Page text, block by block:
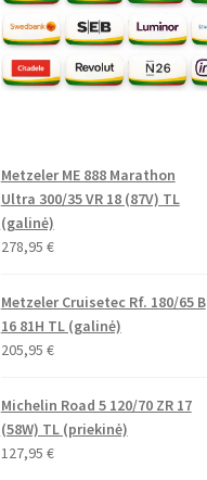
Metzeler ME 888 Marathon
Ultra 300/35 VR 18 (87V) TL
(galinė)
278,95 €
Metzeler Cruisetec Rf. 180/65 B
16 81H TL (galinė)
205,95 €
Michelin Road 5 120/70 ZR 17
(58W) TL (priekinė)
127,95 €